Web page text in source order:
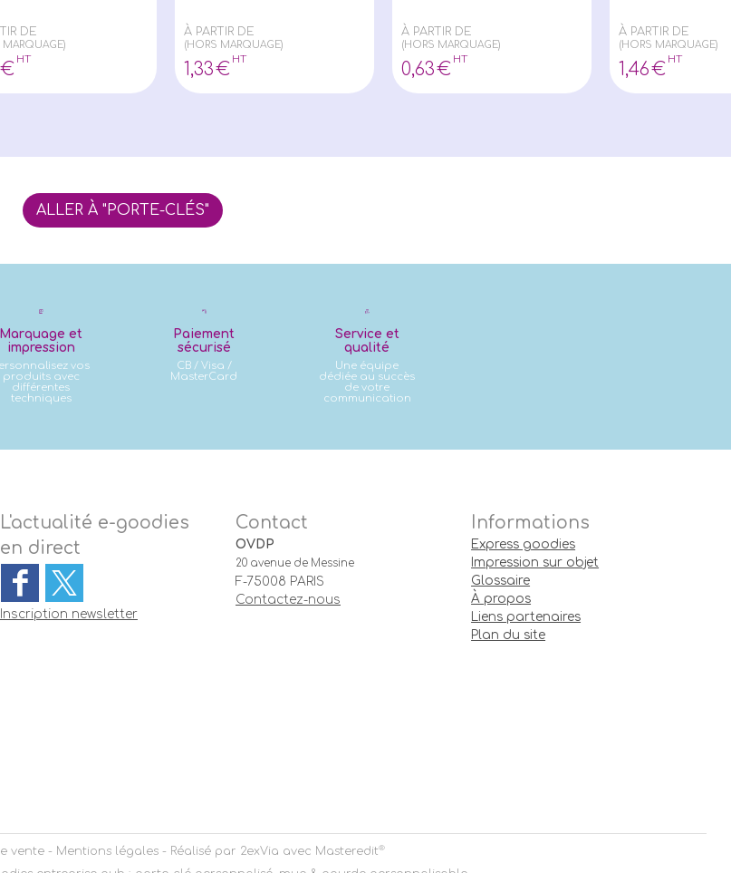
DE
MARQUAGE)
€
HT
À PARTIR DE
(HORS MARQUAGE)
1 ,33€
HT
À PARTIR DE
(HORS MARQUAGE)
0,63€
HT
À PARTIR DE
(HORS MARQUAGE)
1 ,46€
HT
ALLER À "PORTE-CLÉS"
Marquage et
impression
vos
produits avec
différentes
techniques
Paiement
sécurisé
CB / Visa /
MasterCard
Service et
qualité
Une équipe
dédiée au succès
de votre
communication
L'actualité e-goodies
en direct
Inscription newsletter
Contact
OVDP
20 avenue de Messine
F-75008 PARIS
Contactez-nous
Informations
Express goodies
Impression sur objet
Glossaire
À propos
Liens partenaires
Plan du site
vente- Mentions légales- Réalisé par 2exVia avec Masteredit®